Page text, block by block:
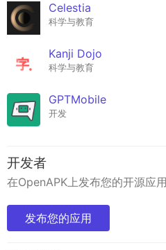
Celestia
科学与教育
Kanji Dojo
科学与教育
GPTMobile
开发
开发者
在OpenAPK上发布您的开源应
发布您的应用